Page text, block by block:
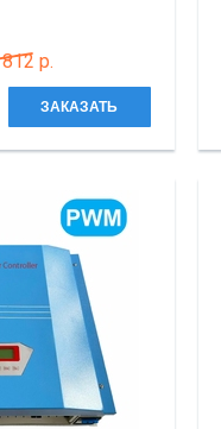
р.
ЗАКАЗАТЬ